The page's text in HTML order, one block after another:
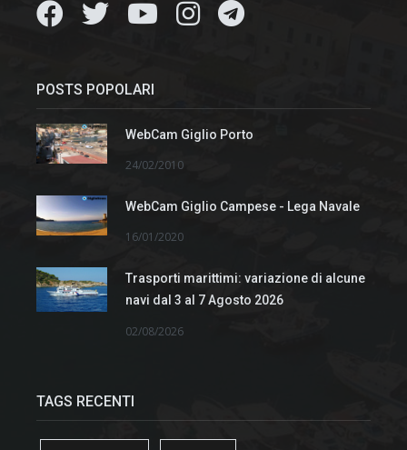
POSTS POPOLARI
WebCam Giglio Porto
24/02/2010
WebCam Giglio Campese - Lega Navale
16/01/2020
Trasporti marittimi: variazione di alcune
navi dal 3 al 7 Agosto 2026
02/08/2026
TAGS RECENTI